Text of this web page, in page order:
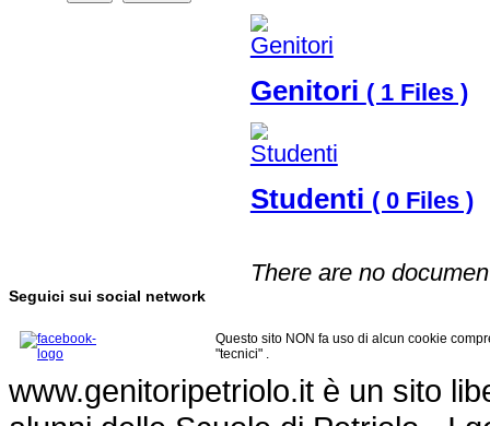
Genitori ( 1 Files )
Studenti ( 0 Files )
There are no
Seguici sui social network
Questo sito NON fa uso di alcun cookie
"tecnici" .
www.genitoripetriolo.it è un sito